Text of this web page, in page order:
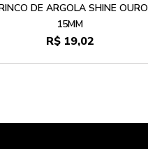
DE ARGOLA SHINE OURO
15MM
R$ 19,02